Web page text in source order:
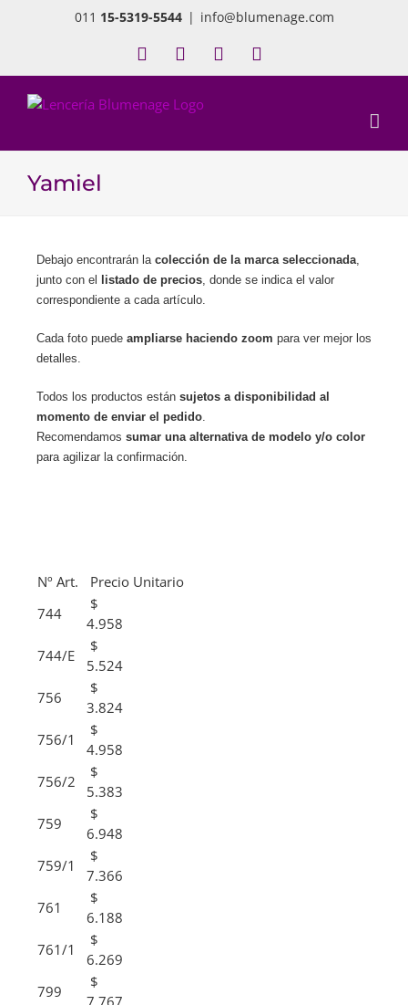
011 15-5319-5544 | info@blumenage.com
Yamiel
Debajo encontrarán la colección de la marca seleccionada
junto con el
listado de precios , donde se indica el valor
correspondiente a cada artículo.
Cada foto puede ampliarse haciendo zoom para ver mejor los
detalles.
Todos los productos están sujetos a disponibilidad al
momento de enviar el pedido
Recomendamos sumar una alternativa de modelo y/o color
para agilizar la confirmación.
Nº Art.
Precio Unitario
744
$
4.958
744/E
$
5.524
756
$
3.824
756/1
$
4.958
756/2
$
5.383
759
$
6.948
759/1
$
7.366
761
$
6.188
761/1
$
6.269
799
$
7.767